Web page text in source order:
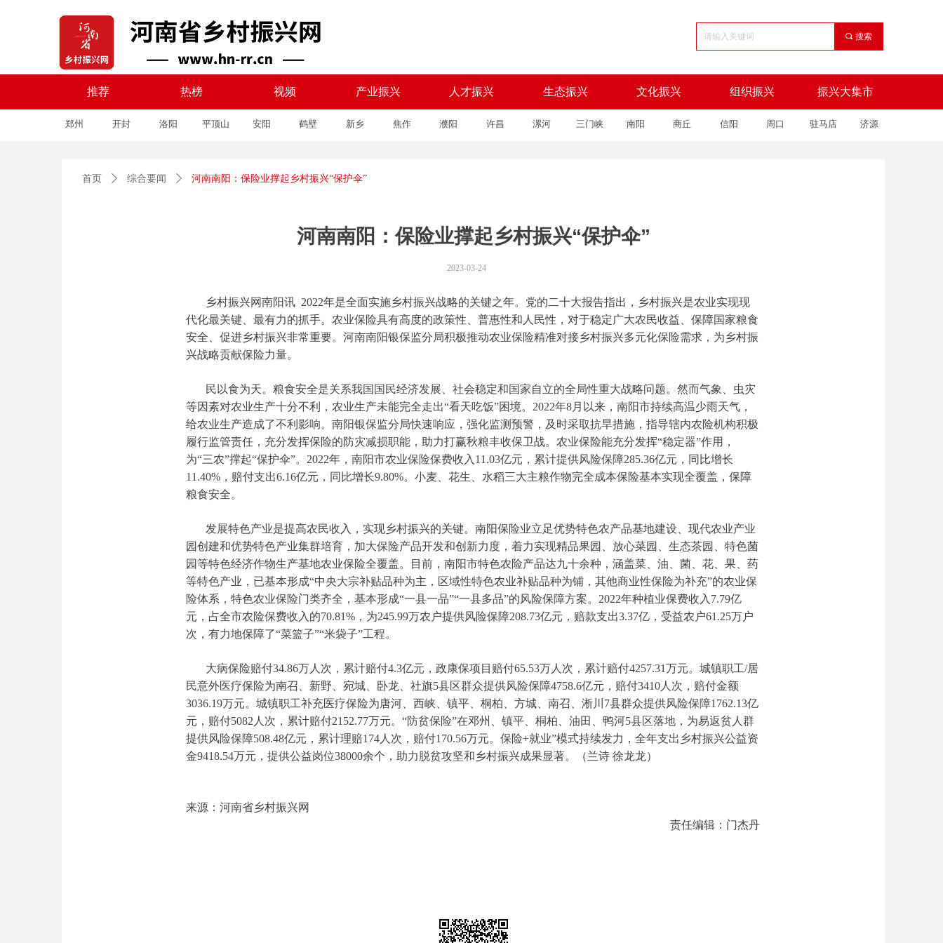
推荐 热榜
热榜
视频 产业振兴
产业振兴
人才振兴
人才振兴
生态振兴
生态振兴
文化振兴
文化振兴
组织振兴
组织振兴
振兴大集市
振兴大集市
끠 搜索
郑州 开封 洛阳 平顶山 安阳 鹤壁 新乡 焦作 濮阳 许昌 漯河 三门峡 南阳 商丘 信阳 周口 驻马店 济源
河南南阳：保险业撑起乡村振兴“保护伞”
乡村振兴网南阳讯 2022年是全面实施乡村振兴战略的关键之年。党的二十大报告指出，乡村振兴是农业实现现
代化最关键、最有力的抓手。农业保险具有高度的政策性、普惠性和人民性，对于稳定广大农民收益、保障国家粮食
安全、促进乡村振兴非常重要。河南南阳银保监分局积极推动农业保险精准对接乡村振兴多元化保险需求，为乡村振
兴战略贡献保险力量。
民以食为天。粮食安全是关系我国国民经济发展、社会稳定和国家自立的全局性重大战略问题。然而气象、虫灾
等因素对农业生产十分不利，农业生产未能完全走出“看天吃饭”困境。2022年8月以来，南阳市持续高温少雨天气，
给农业生产造成了不利影响。南阳银保监分局快速响应，强化监测预警，及时采取抗旱措施，指导辖内农险机构积极
履行监管责任，充分发挥保险的防灾减损职能，助力打赢秋粮丰收保卫战。农业保险能充分发挥“稳定器”作用，
为“三农”撑起“保护伞”。2022年，南阳市农业保险保费收入11.03亿元，累计提供风险保障285.36亿元，同比增长
11.40%，赔付支出6.16亿元，同比增长9.80%。小麦、花生、水稻三大主粮作物完全成本保险基本实现全覆盖，保障
粮食安全。
发展特色产业是提高农民收入，实现乡村振兴的关键。南阳保险业立足优势特色农产品基地建设、现代农业产业
园创建和优势特色产业集群培育，加大保险产品开发和创新力度，着力实现精品果园、放心菜园、生态茶园、特色菌
园等特色经济作物生产基地农业保险全覆盖。目前，南阳市特色农险产品达九十余种，涵盖菜、油、菌、花、果、药
等特色产业，已基本形成“中央大宗补贴品种为主，区域性特色农业补贴品种为铺，其他商业性保险为补充”的农业保
险体系，特色农业保险门类齐全，基本形成“一县一品”“一县多品”的风险保障方案。2022年种植业保费收入7.79亿
元，占全市农险保费收入的70.81%，为245.99万农户提供风险保障208.73亿元，赔款支出3.37亿，受益农户61.25万户
次，有力地保障了“菜篮子”“米袋子”工程。
大病保险赔付34.86万人次，累计赔付4.3亿元，政康保项目赔付65.53万人次，累计赔付4257.31万元。城镇职工/居
民意外医疗保险为南召、新野、宛城、卧龙、社旗5县区群众提供风险保障4758.6亿元，赔付3410人次，赔付金额
3036.19万元。城镇职工补充医疗保险为唐河、西峡、镇平、桐柏、方城、南召、淅川7县群众提供风险保障1762.13亿
元，赔付5082人次，累计赔付2152.77万元。“防贫保险”在邓州、镇平、桐柏、油田、鸭河5县区落地，为易返贫人群
提供风险保障508.48亿元，累计理赔174人次，赔付170.56万元。保险+就业”模式持续发力，全年支出乡村振兴公益资
金9418.54万元，提供公益岗位38000余个，助力脱贫攻坚和乡村振兴成果显著。（兰诗 徐龙龙）
来源：河南省乡村振兴网
责任编辑：门杰丹
首页 ꄲ 综合要闻 ꄲ 河南南阳：保险业撑起乡村振兴“保护伞”
2023-03-24